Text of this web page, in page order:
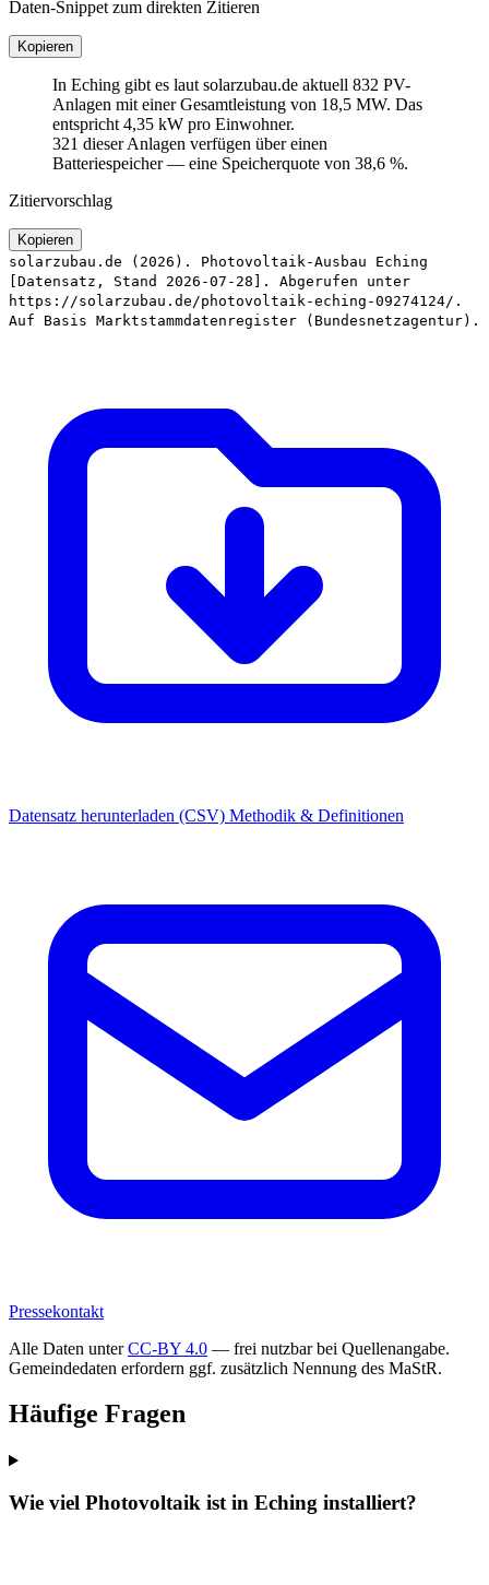
Daten-Snippet zum direkten Zitieren
Kopieren
In Eching gibt es laut solarzubau.de aktuell 832 PV-
Anlagen mit einer Gesamtleistung von 18,5 MW. Das
entspricht 4,35 kW pro Einwohner.
321 dieser Anlagen verfügen über einen
Batteriespeicher — eine Speicherquote von 38,6 %.
Zitiervorschlag
Kopieren
solarzubau.de (2026). Photovoltaik-Ausbau Eching
[Datensatz, Stand 2026-07-28]. Abgerufen unter
https://solarzubau.de/photovoltaik-eching-09274124/.
Auf Basis Marktstammdatenregister (Bundesnetzagentur).
Datensatz herunterladen (CSV) Methodik & Definitionen
Pressekontakt
Alle Daten unterCC-BY 4.0 — frei nutzbar bei Quellenangabe.
Gemeindedaten erfordern ggf. zusätzlich Nennung des MaStR.
Häufige Fragen
Wie viel Photovoltaik ist in Eching installiert?